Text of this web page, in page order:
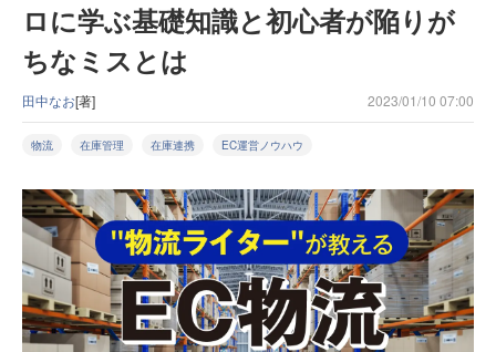
ロに学ぶ基礎知識と初心者が陥りが
ちなミスとは
田中なお[著] 2023/01/10 07:00
物流 在庫管理 在庫連携 EC運営ノウハウ